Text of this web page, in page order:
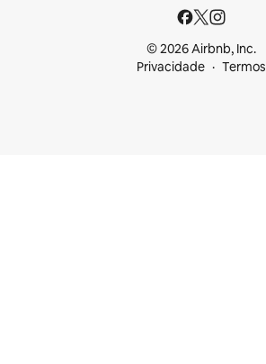
© 2026 Airbnb, Inc.
Privacidade
Termos